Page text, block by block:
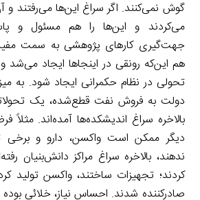
گوش نمی‌کنند. اگر سراغ این‌ها می‌رفتند و
می‌کردند و این‌ها را هم مسئول و
جهت‌گیری کارهای پژوهشی به سمت
هم این‌که رونقی در اینجاها ایجاد می‌شد
تحولی در نظام حکمرانی ایجاد شود. به
دولت به فروش نفت قطع‌شده، یک
بالاخره سراغ اندیشکده‌ها آمده‌اند. مثلاً
دیگر ممکن است واکسن، دارو و برخی
ندهند، بالاخره سراغ مراکز دانش‌بنیان
کردند؛ تجهیزات ساختند، واکسن تولید
صادرکننده شدند. احساس نیاز، خلائی